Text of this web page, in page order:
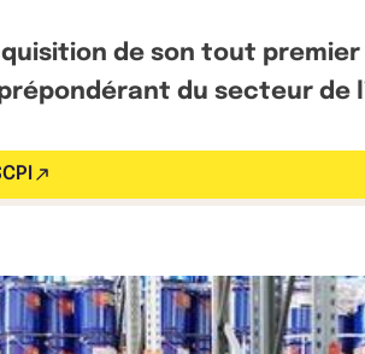
de son tout
du secteur de